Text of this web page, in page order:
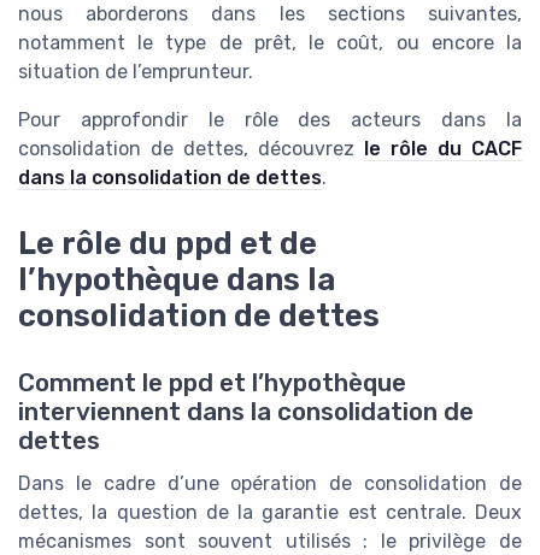
nous aborderons dans les sections suivantes,
notamment le type de prêt, le coût, ou encore la
situation de l’emprunteur.
Pour approfondir le rôle des acteurs dans la
consolidation de dettes, découvrez
le rôle du CACF
dans la consolidation de dettes.
Le rôle du ppd et de
l’hypothèque dans la
consolidation de dettes
Comment le ppd et l’hypothèque
interviennent dans la consolidation de
dettes
Dans le cadre d’une opération de consolidation de
dettes, la question de la garantie est centrale. Deux
mécanismes sont souvent utilisés : le privilège de